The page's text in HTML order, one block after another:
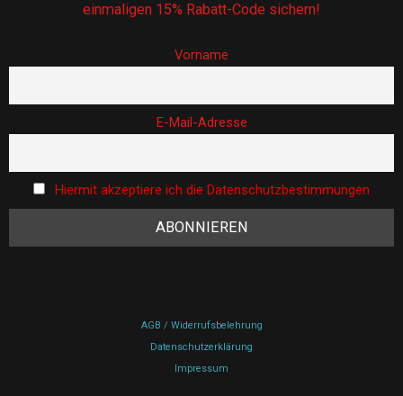
einmaligen 15% Rabatt-Code sichern!
Vorname
E-Mail-Adresse
Hiermit akzeptiere ich die Datenschutzbestimmungen
AGB / Widerrufsbelehrung
Datenschutzerklärung
Impressum